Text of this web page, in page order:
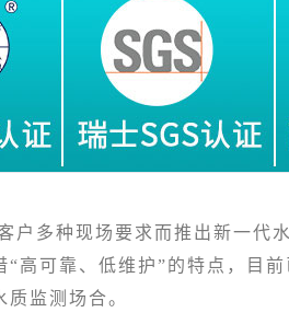
多种现场要求而推出新一代
高可靠、低维护”的特点，目
监测场合。